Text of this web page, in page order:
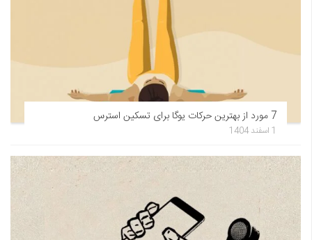
7 مورد از بهترین حرکات یوگا برای تسکین استرس
1 اسفند 1404